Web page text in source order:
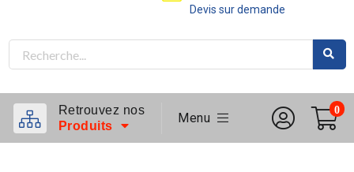
Devis sur demande
Retrouvez nos
Produits
Menu
0